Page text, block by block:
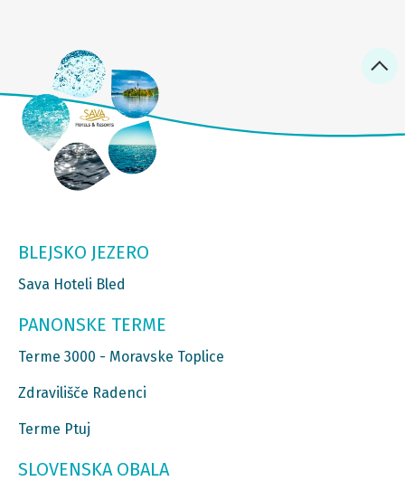
BLEJSKO JEZERO
Sava Hoteli Bled
PANONSKE TERME
Terme 3000 - Moravske Toplice
Zdravilišče Radenci
Terme Ptuj
SLOVENSKA OBALA